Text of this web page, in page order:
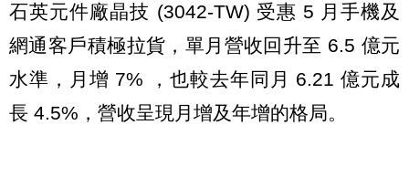
石英元件廠晶技 (3042-TW) 受惠 5 月手機及
網通客戶積極拉貨，單月營收回升至 6.5 億元
水準，月增 7% ，也較去年同月 6.21 億元成
長 4.5%，營收呈現月增及年增的格局。